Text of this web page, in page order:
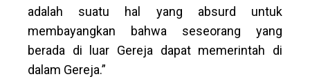
adalah suatu hal yang absurd untuk
membayangkan bahwa seseorang yang
berada di luar Gereja dapat memerintah di
dalam Gereja.”